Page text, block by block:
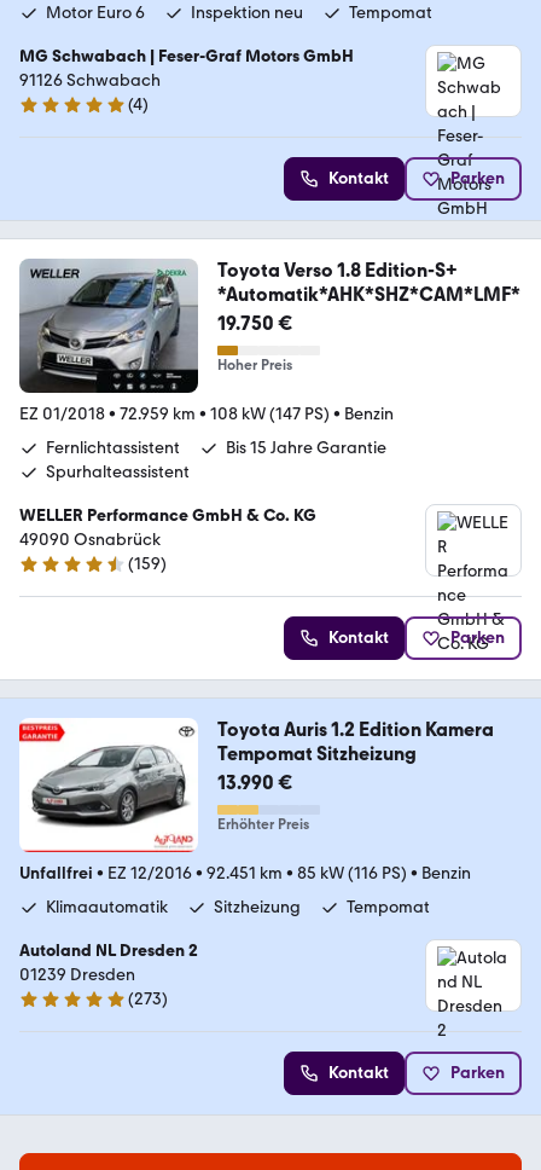
Motor Euro 6
Inspektion neu Tempomat
MG Schwabach | Feser-Graf Motors GmbH
91126 Schwabach
4.8 Sterne
(4)
Kontakt Parken
Toyota Verso 1.8 Edition-S+
*Automatik*AHK*SHZ*CAM*LMF*
19.750 €
Hoher Preis
EZ 01/2018• 72.959 km • 108 kW (147 PS) • Benzin
Fernlichtassistent
Bis 15 Jahre Garantie
Spurhalteassistent
WELLER Performance GmbH & Co. KG
49090 Osnabrück
4.5 Sterne
(159)
Kontakt Parken
Toyota Auris 1.2 Edition Kamera
Tempomat Sitzheizung
13.990 €
Erhöhter Preis
Unfallfrei • EZ 12/2016• 92.451 km • 85 kW (116 PS) • Benzin
Klimaautomatik
Sitzheizung Tempomat
Autoland NL Dresden 2
01239 Dresden
4.9 Sterne
(273)
Kontakt Parken